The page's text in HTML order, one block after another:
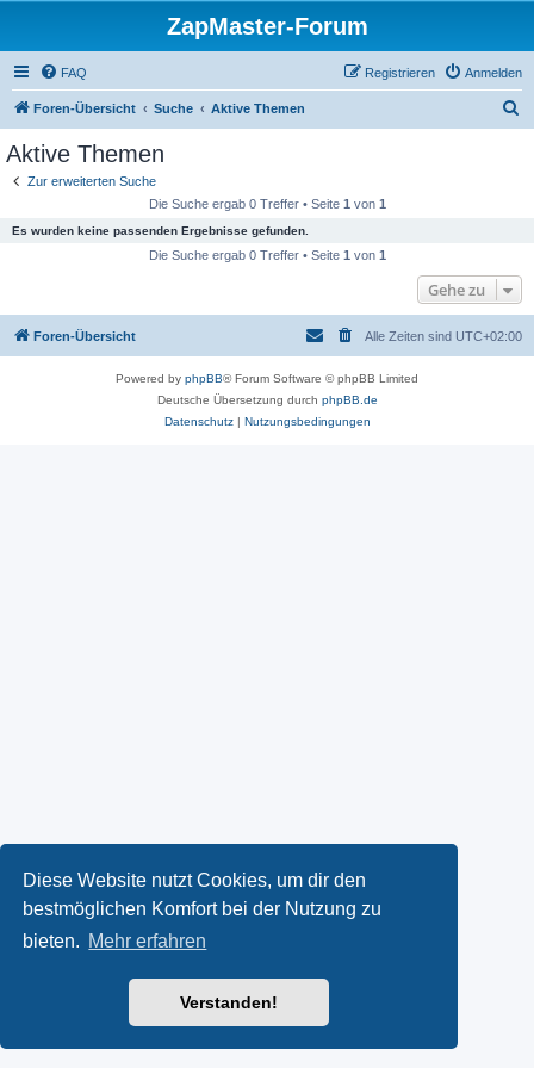
Diese Website nutzt Cookies, um dir den
bestmöglichen Komfort bei der Nutzung zu
bieten. Mehr erfahren
Verstanden!
ZapMaster-Forum
FAQ Anmelden
Registrieren
Foren-Übersicht Suche Aktive Themen
Aktive Themen
Zur erweiterten Suche
Die Suche ergab 0 Treffer • Seite 1 von 1
Es wurden keine passenden Ergebnisse gefunden.
Die Suche ergab 0 Treffer • Seite 1 von 1
Gehe zu
Foren-Übersicht Alle Zeiten sind UTC+02:00
Powered by phpBB® Forum Software © phpBB Limited
Deutsche Übersetzung durch phpBB.de
Datenschutz| Nutzungsbedingungen